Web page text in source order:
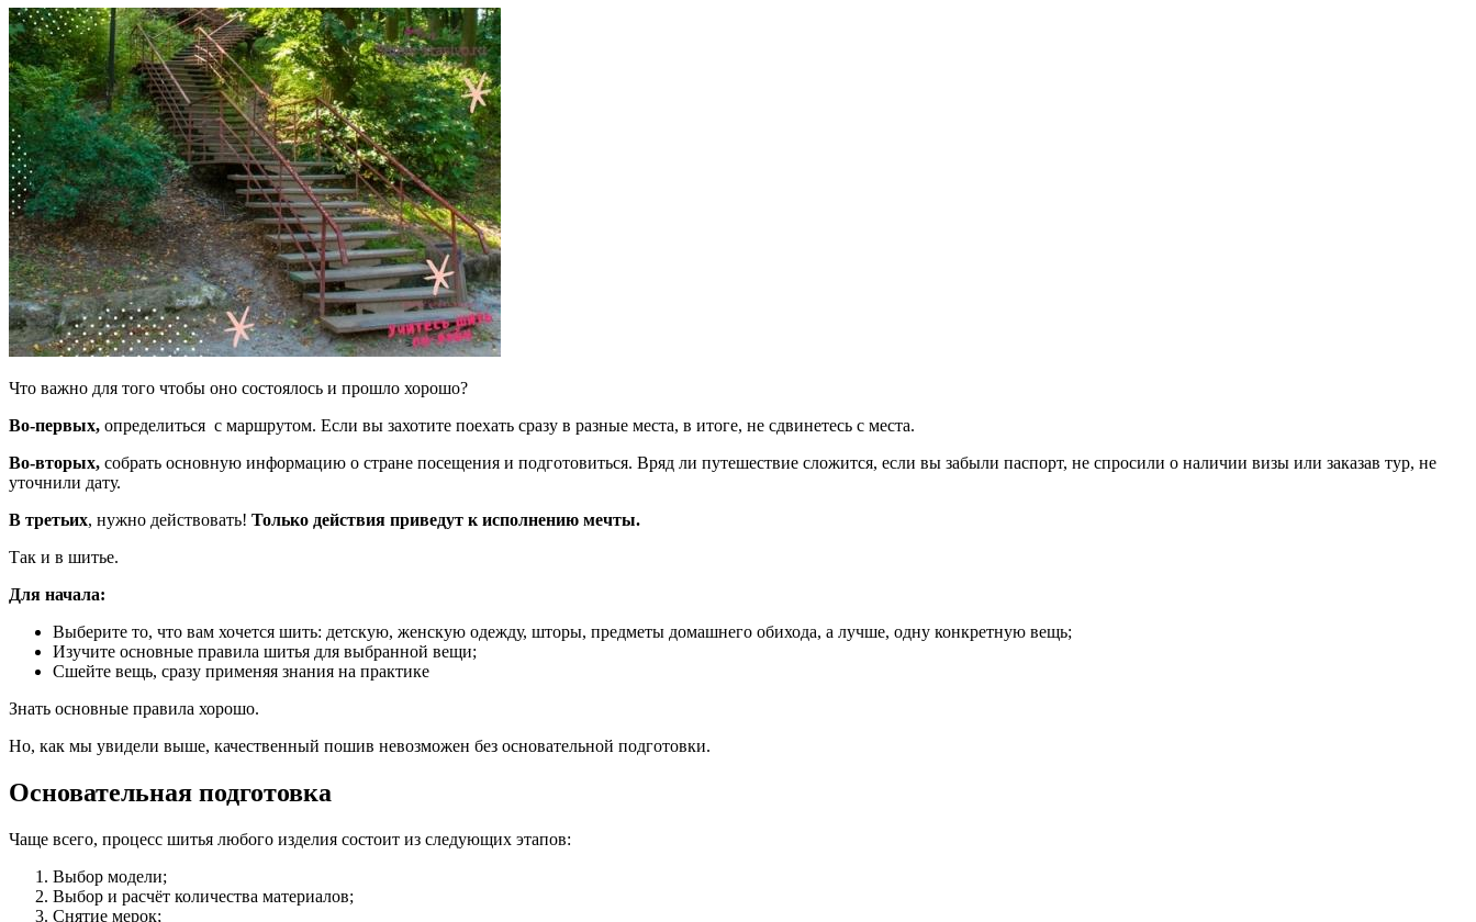
Что важно для того чтобы оно состоялось и прошло хорошо?
Во-первых, определиться с маршрутом. Если вы захотите поехать сразу в разные места, в итоге, не сдвинетесь с места.
Во-вторых, собрать основную информацию о стране посещения и подготовиться. Вряд ли путешествие сложится, если вы забыли паспорт, не спросили о наличии визы или заказав тур, не
уточнили дату.
В третьих, нужно действовать! Только действия приведут к исполнению мечты.
Так и в шитье.
Для начала:
Выберите то, что вам хочется шить: детскую, женскую одежду, шторы, предметы домашнего обихода, а лучше, одну конкретную вещь;
Изучите основные правила шитья для выбранной вещи;
Сшейте вещь, сразу применяя знания на практике
Знать основные правила хорошо.
Но, как мы увидели выше, качественный пошив невозможен без основательной подготовки.
Основательная подготовка
Чаще всего, процесс шитья любого изделия состоит из следующих этапов:
Выбор модели;
Выбор и расчёт количества материалов;
Снятие мерок;